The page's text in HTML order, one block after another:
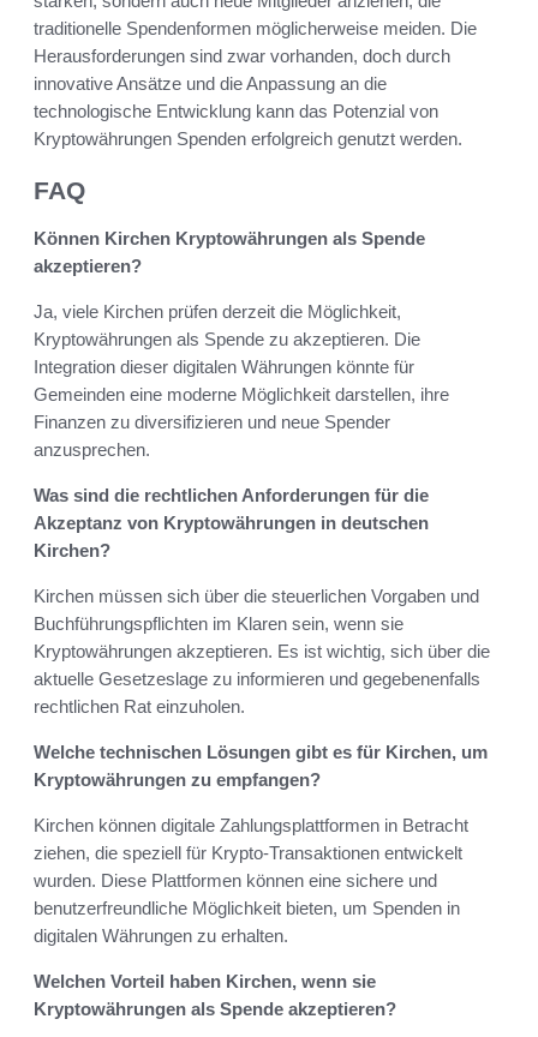
traditionelle Spendenformen möglicherweise meiden. Die
Herausforderungen sind zwar vorhanden, doch durch
innovative Ansätze und die Anpassung an die
technologische Entwicklung kann das Potenzial von
Kryptowährungen Spenden erfolgreich genutzt werden.
FAQ
Können Kirchen Kryptowährungen als Spende
akzeptieren?
Ja, viele Kirchen prüfen derzeit die Möglichkeit,
Kryptowährungen als Spende zu akzeptieren. Die
Integration dieser digitalen Währungen könnte für
Gemeinden eine moderne Möglichkeit darstellen, ihre
Finanzen zu diversifizieren und neue Spender
anzusprechen.
Was sind die rechtlichen Anforderungen für die
Akzeptanz von Kryptowährungen in deutschen
Kirchen?
Kirchen müssen sich über die steuerlichen Vorgaben und
Buchführungspflichten im Klaren sein, wenn sie
Kryptowährungen akzeptieren. Es ist wichtig, sich über die
aktuelle Gesetzeslage zu informieren und gegebenenfalls
rechtlichen Rat einzuholen.
Welche technischen Lösungen gibt es für Kirchen, um
Kryptowährungen zu empfangen?
Kirchen können digitale Zahlungsplattformen in Betracht
ziehen, die speziell für Krypto-Transaktionen entwickelt
wurden. Diese Plattformen können eine sichere und
benutzerfreundliche Möglichkeit bieten, um Spenden in
digitalen Währungen zu erhalten.
Welchen Vorteil haben Kirchen, wenn sie
Kryptowährungen als Spende akzeptieren?